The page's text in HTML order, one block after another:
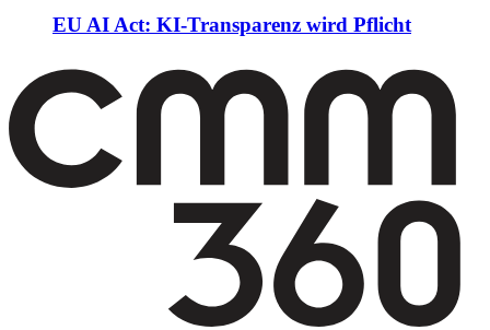
EU AI Act: KI-Transparenz wird Pflicht